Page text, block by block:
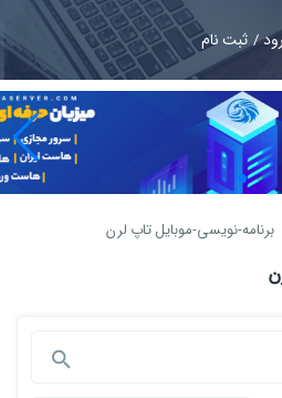
ثبت نام
برنامه-نویسی-موبایل تاپ لرن